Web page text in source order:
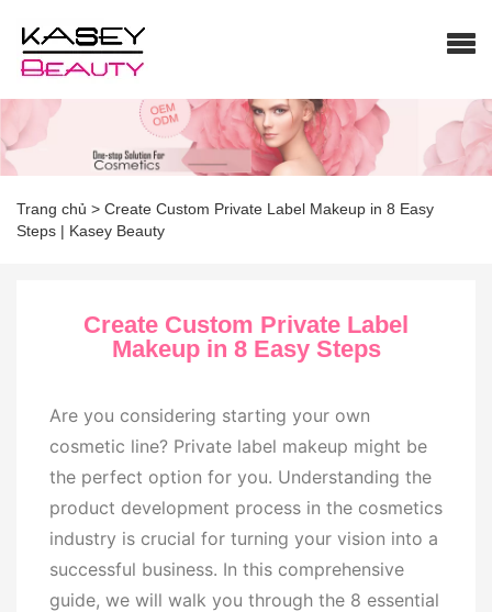
Trang điểm nhãn hiệu riêng
Trang chủ > Create Custom Private Label Makeup in 8 Easy
Steps | Kasey Beauty
Create Custom Private Label
Makeup in 8 Easy Steps
Are you considering starting your own
cosmetic line? Private label makeup might be
the perfect option for you. Understanding the
product development process in the cosmetics
industry is crucial for turning your vision into a
successful business. In this comprehensive
guide, we will walk you through the 8 essential